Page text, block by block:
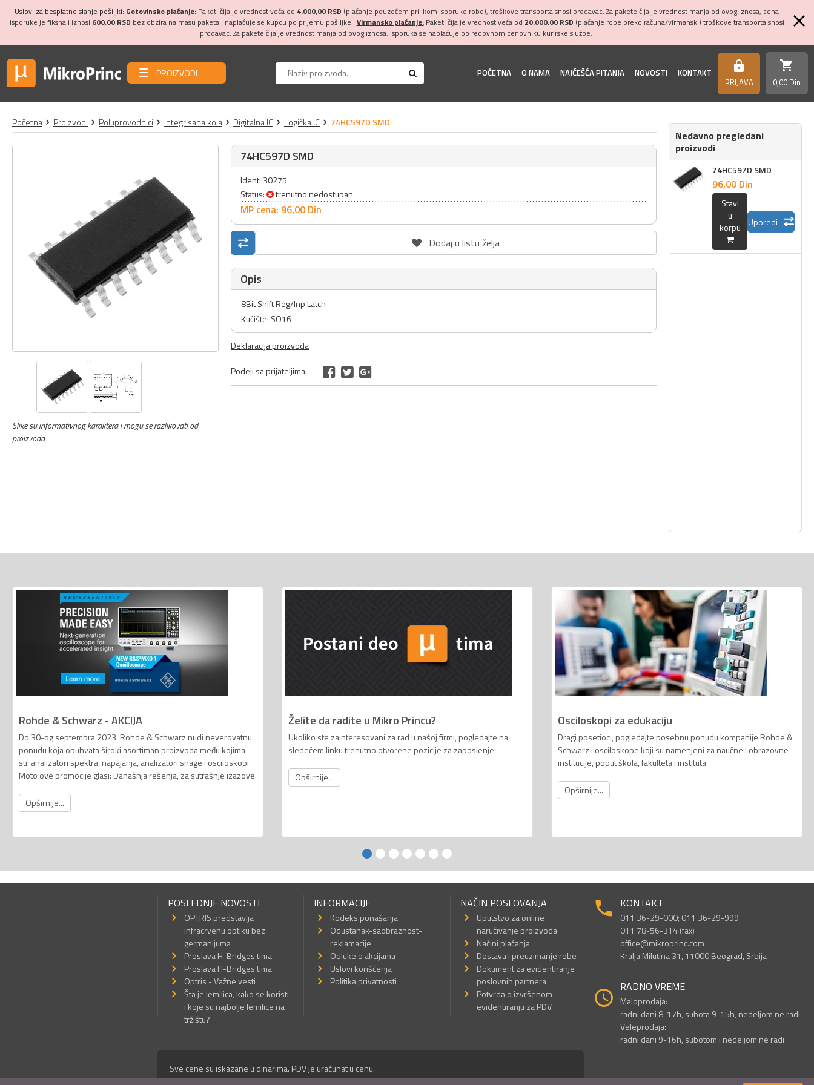
Uslovi za besplatno slanje pošiljki: Gotovinsko plaćanje: Paketi čija je vrednost veća od 4.000,00 RSD (plaćanje pouzećem prilikom isporuke robe), troškove transporta snosi prodavac. Za pakete čija je vrednost manja od ovog iznosa, cena
isporuke je fiksna i iznosi 600,00 RSD bez obzira na masu paketa i naplaćuje se kupcu po prijemu pošiljke. Virmansko plaćanje:Paketi čija je vrednost veća od 20.000,00 RSD (plaćanje robe preko računa/virmanski) troškove transporta snosi
prodavac. Za pakete čija je vrednost manja od ovog iznosa, isporuka se naplaćuje po redovnom cenovniku kurirske službe.
PROIZVODI POČETNA O NAMA NAJČEŠĆA PITANJA NOVOSTI KONTAKT https
PRIJAVA
shopping_cart
0,00 Din
Početna Proizvodi Poluprovodnici Integrisana kola Digitalna IC Logička IC 74HC597D SMD
Slike su informativnog karaktera i mogu se razlikovati od
proizvoda
74HC597D SMD
Ident: 30275
Status:
trenutno nedostupan
MP cena: 96,00 Din
Dodaj u listu želja
Opis
8Bit Shift Reg/Inp Latch
Kućište: SO16
Deklaracija proizvoda
Podeli sa prijateljima:
Nedavno pregledani
proizvodi
74HC597D SMD
96,00 Din
Stavi
u
korpu
Uporedi
Rohde & Schwarz - AKCIJA
Do 30-og septembra 2023. Rohde & Schwarz nudi neverovatnu
ponudu koja obuhvata široki asortiman proizvoda među kojima
su: analizatori spektra, napajanja, analizatori snage i osciloskopi.
Moto ove promocije glasi: Današnja rešenja, za sutrašnje izazove.
Opširnije...
Želite da radite u Mikro Princu?
Ukoliko ste zainteresovani za rad u našoj firmi, pogledajte na
sledećem linku trenutno otvorene pozicije za zaposlenje.
Opširnije...
Osciloskopi za edukaciju
Dragi posetioci, pogledajte posebnu ponudu kompanije Rohde &
Schwarz i osciloskope koji su namenjeni za naučne i obrazovne
institucije, poput škola, fakulteta i instituta.
Opširnije...
POSLEDNJE NOVOSTI
OPTRIS predstavlja
infracrvenu optiku bez
germanijuma
Proslava H-Bridges tima
Proslava H-Bridges tima
Optris - Važne vesti
Šta je lemilica, kako se koristi
i koje su najbolje lemilice na
tržištu?
INFORMACIJE
Kodeks ponašanja
Odustanak-saobraznost-
reklamacije
Odluke o akcijama
Uslovi korišćenja
Politika privatnosti
NAČIN POSLOVANJA
Uputstvo za online
naručivanje proizvoda
Načini plaćanja
Dostava I preuzimanje robe
Dokument za evidentiranje
poslovnih partnera
Potvrda o izvršenom
evidentiranju za PDV
KONTAKT
011 36-29-000; 011 36-29-999
011 78-56-314 (fax)
office@mikroprinc.com
Kralja Milutina 31, 11000 Beograd, Srbija
RADNO VREME
Maloprodaja:
radni dani 8-17h, subota 9-15h, nedeljom ne radi
Veleprodaja:
radni dani 9-16h, subotom i nedeljom ne radi
Sve cene su iskazane u dinarima. PDV je uračunat u cenu.
© Mikro Princ 1999 - 2026. Sva prava su zadržana.